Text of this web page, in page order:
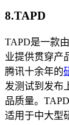
8.TAPD
TAPD是一款
业提供贯穿产
腾讯十余年的
发测试到发布
品质量。
适用于中大型